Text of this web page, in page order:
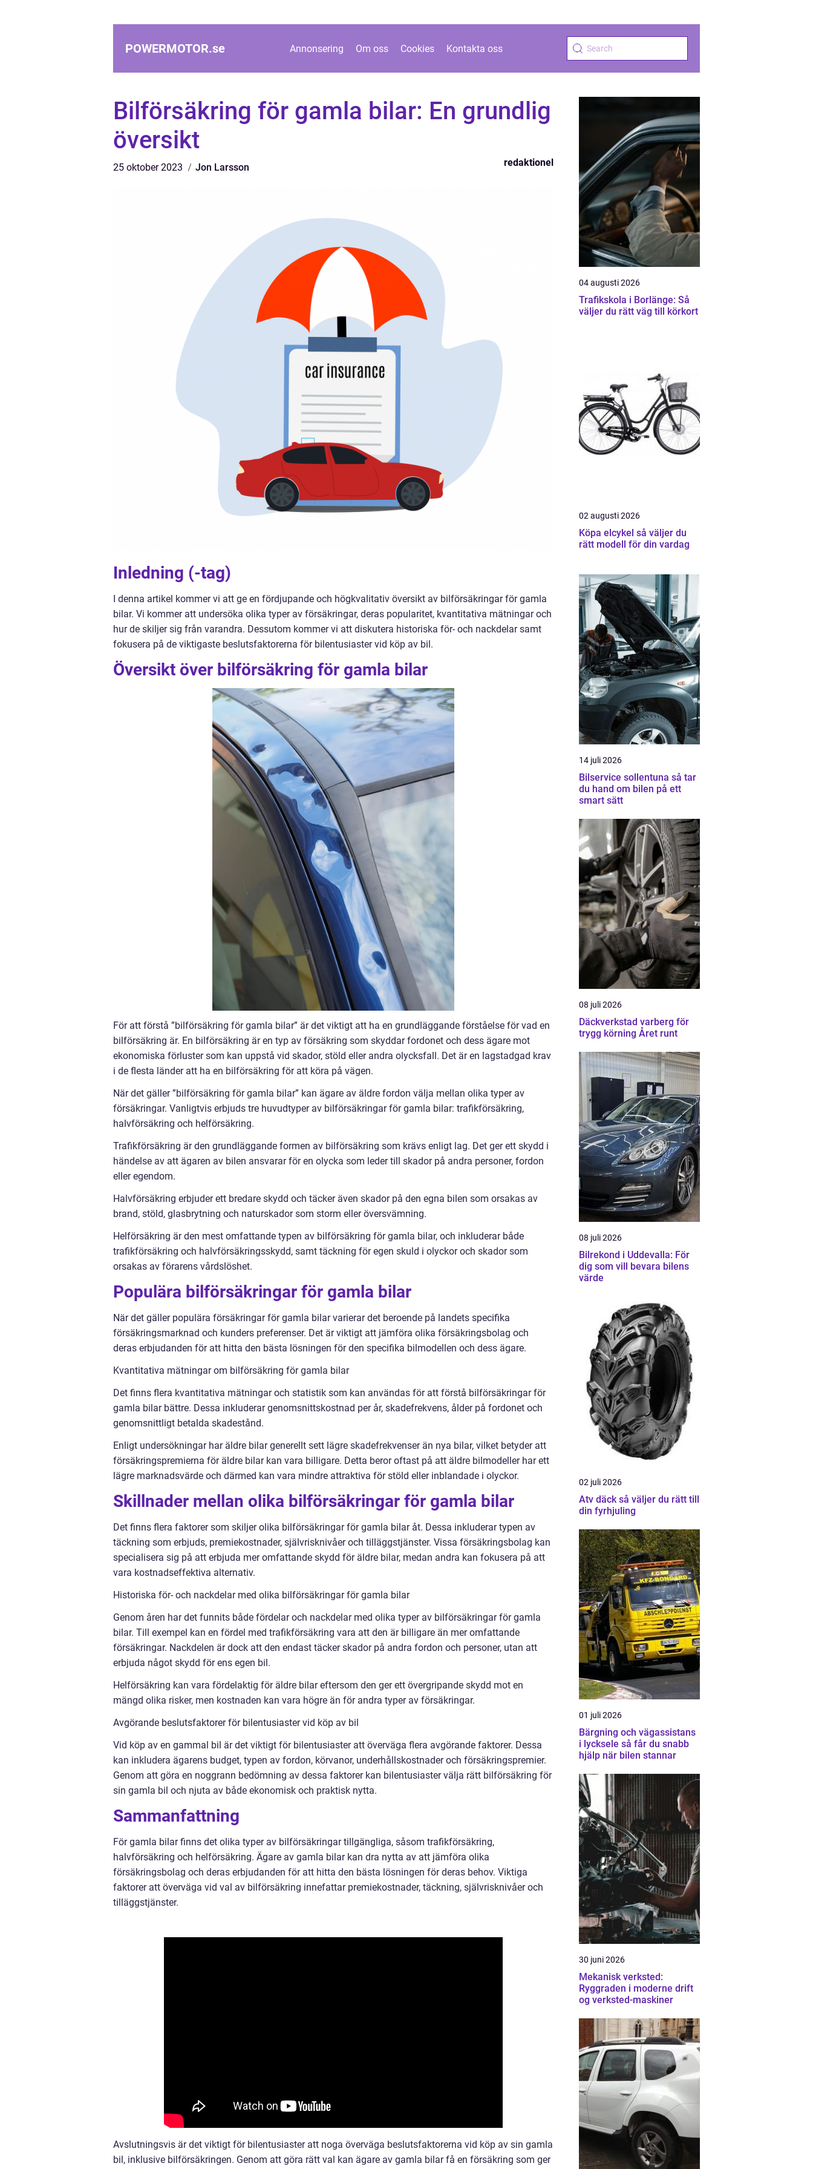
POWERMOTOR.se Annonsering Om oss Cookies Kontakta oss
Bilförsäkring för gamla bilar: En grundlig
översikt
25 oktober 2023 Jon Larsson redaktionel
Inledning (-tag)
I denna artikel kommer vi att ge en fördjupande och högkvalitativ översikt av bilförsäkringar för gamla
bilar. Vi kommer att undersöka olika typer av försäkringar, deras popularitet, kvantitativa mätningar och
hur de skiljer sig från varandra. Dessutom kommer vi att diskutera historiska för- och nackdelar samt
fokusera på de viktigaste beslutsfaktorerna för bilentusiaster vid köp av bil.
Översikt över bilförsäkring för gamla bilar
För att förstå ”bilförsäkring för gamla bilar” är det viktigt att ha en grundläggande förståelse för vad en
bilförsäkring är. En bilförsäkring är en typ av försäkring som skyddar fordonet och dess ägare mot
ekonomiska förluster som kan uppstå vid skador, stöld eller andra olycksfall. Det är en lagstadgad krav
i de flesta länder att ha en bilförsäkring för att köra på vägen.
När det gäller ”bilförsäkring för gamla bilar” kan ägare av äldre fordon välja mellan olika typer av
försäkringar. Vanligtvis erbjuds tre huvudtyper av bilförsäkringar för gamla bilar: trafikförsäkring,
halvförsäkring och helförsäkring.
Trafikförsäkring är den grundläggande formen av bilförsäkring som krävs enligt lag. Det ger ett skydd i
händelse av att ägaren av bilen ansvarar för en olycka som leder till skador på andra personer, fordon
eller egendom.
Halvförsäkring erbjuder ett bredare skydd och täcker även skador på den egna bilen som orsakas av
brand, stöld, glasbrytning och naturskador som storm eller översvämning.
Helförsäkring är den mest omfattande typen av bilförsäkring för gamla bilar, och inkluderar både
trafikförsäkring och halvförsäkringsskydd, samt täckning för egen skuld i olyckor och skador som
orsakas av förarens vårdslöshet.
Populära bilförsäkringar för gamla bilar
När det gäller populära försäkringar för gamla bilar varierar det beroende på landets specifika
försäkringsmarknad och kunders preferenser. Det är viktigt att jämföra olika försäkringsbolag och
deras erbjudanden för att hitta den bästa lösningen för den specifika bilmodellen och dess ägare.
Kvantitativa mätningar om bilförsäkring för gamla bilar
Det finns flera kvantitativa mätningar och statistik som kan användas för att förstå bilförsäkringar för
gamla bilar bättre. Dessa inkluderar genomsnittskostnad per år, skadefrekvens, ålder på fordonet och
genomsnittligt betalda skadestånd.
Enligt undersökningar har äldre bilar generellt sett lägre skadefrekvenser än nya bilar, vilket betyder att
försäkringspremierna för äldre bilar kan vara billigare. Detta beror oftast på att äldre bilmodeller har ett
lägre marknadsvärde och därmed kan vara mindre attraktiva för stöld eller inblandade i olyckor.
Skillnader mellan olika bilförsäkringar för gamla bilar
Det finns flera faktorer som skiljer olika bilförsäkringar för gamla bilar åt. Dessa inkluderar typen av
täckning som erbjuds, premiekostnader, självrisknivåer och tilläggstjänster. Vissa försäkringsbolag kan
specialisera sig på att erbjuda mer omfattande skydd för äldre bilar, medan andra kan fokusera på att
vara kostnadseffektiva alternativ.
Historiska för- och nackdelar med olika bilförsäkringar för gamla bilar
Genom åren har det funnits både fördelar och nackdelar med olika typer av bilförsäkringar för gamla
bilar. Till exempel kan en fördel med trafikförsäkring vara att den är billigare än mer omfattande
försäkringar. Nackdelen är dock att den endast täcker skador på andra fordon och personer, utan att
erbjuda något skydd för ens egen bil.
Helförsäkring kan vara fördelaktig för äldre bilar eftersom den ger ett övergripande skydd mot en
mängd olika risker, men kostnaden kan vara högre än för andra typer av försäkringar.
Avgörande beslutsfaktorer för bilentusiaster vid köp av bil
Vid köp av en gammal bil är det viktigt för bilentusiaster att överväga flera avgörande faktorer. Dessa
kan inkludera ägarens budget, typen av fordon, körvanor, underhållskostnader och försäkringspremier.
Genom att göra en noggrann bedömning av dessa faktorer kan bilentusiaster välja rätt bilförsäkring för
sin gamla bil och njuta av både ekonomisk och praktisk nytta.
Sammanfattning
För gamla bilar finns det olika typer av bilförsäkringar tillgängliga, såsom trafikförsäkring,
halvförsäkring och helförsäkring. Ägare av gamla bilar kan dra nytta av att jämföra olika
försäkringsbolag och deras erbjudanden för att hitta den bästa lösningen för deras behov. Viktiga
faktorer att överväga vid val av bilförsäkring innefattar premiekostnader, täckning, självrisknivåer och
tilläggstjänster.
Avslutningsvis är det viktigt för bilentusiaster att noga överväga beslutsfaktorerna vid köp av sin gamla
bil, inklusive bilförsäkringen. Genom att göra rätt val kan ägare av gamla bilar få en försäkring som ger
04 augusti 2026
Trafikskola i Borlänge: Så
väljer du rätt väg till körkort
02 augusti 2026
Köpa elcykel så väljer du
rätt modell för din vardag
14 juli 2026
Bilservice sollentuna så tar
du hand om bilen på ett
smart sätt
08 juli 2026
Däckverkstad varberg för
trygg körning Året runt
08 juli 2026
Bilrekond i Uddevalla: För
dig som vill bevara bilens
värde
02 juli 2026
Atv däck så väljer du rätt till
din fyrhjuling
01 juli 2026
Bärgning och vägassistans
i lycksele så får du snabb
hjälp när bilen stannar
30 juni 2026
Mekanisk verksted:
Ryggraden i moderne drift
og verksted-maskiner